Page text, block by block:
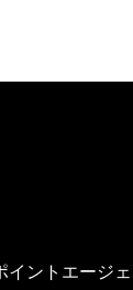
ントエージ